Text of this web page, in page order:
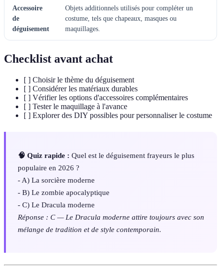
Accessoire
de
déguisement
Objets additionnels utilisés pour compléter un
costume, tels que chapeaux, masques ou
maquillages.
Checklist avant achat
[ ] Choisir le thème du déguisement
[ ] Considérer les matériaux durables
[ ] Vérifier les options d'accessoires complémentaires
[ ] Tester le maquillage à l'avance
[ ] Explorer des DIY possibles pour personnaliser le costume
🧠 Quiz rapide : Quel est le déguisement frayeurs le plus
populaire en 2026 ?
- A) La sorcière moderne
- B) Le zombie apocalyptique
- C) Le Dracula moderne
Réponse : C — Le Dracula moderne attire toujours avec son
mélange de tradition et de style contemporain.